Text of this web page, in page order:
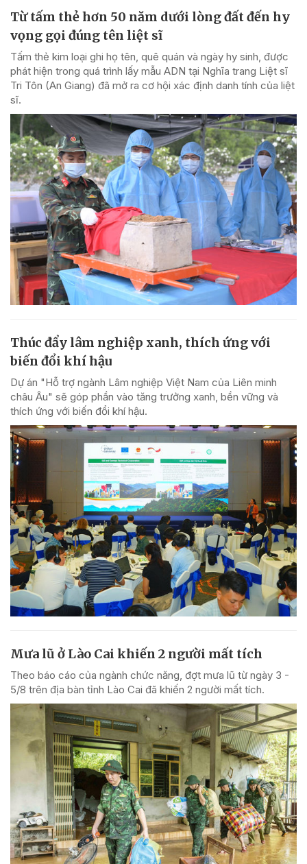
Từ tấm thẻ hơn 50 năm dưới lòng đất đến hy
vọng gọi đúng tên liệt sĩ
Tấm thẻ kim loại ghi họ tên, quê quán và ngày hy sinh, được
phát hiện trong quá trình lấy mẫu ADN tại Nghĩa trang Liệt sĩ
Tri Tôn (An Giang) đã mở ra cơ hội xác định danh tính của liệt
sĩ.
Thúc đẩy lâm nghiệp xanh, thích ứng với
biến đổi khí hậu
Dự án "Hỗ trợ ngành Lâm nghiệp Việt Nam của Liên minh
châu Âu" sẽ góp phần vào tăng trưởng xanh, bền vững và
thích ứng với biến đổi khí hậu.
Mưa lũ ở Lào Cai khiến 2 người mất tích
Theo báo cáo của ngành chức năng, đợt mưa lũ từ ngày 3 -
5/8 trên địa bàn tỉnh Lào Cai đã khiến 2 người mất tích.